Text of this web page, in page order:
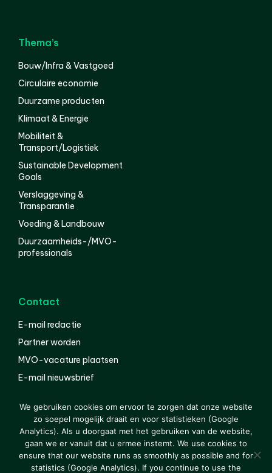
Thema’s
Bouw/Infra & Vastgoed
Circulaire economie
Duurzame producten
Klimaat & Energie
Mobiliteit &
Transport/Logistiek
Sustainable Development
Goals
Verslaggeving &
Transparantie
Voeding & Landbouw
Duurzaamheids-/MVO-
professionals
Contact
E-mail redactie
Partner worden
MVO-vacature plaatsen
E-mail nieuwsbrief
© 2000-2026 Van der Molen EIS Colofon
Disclaimer
Privacy
We gebruiken cookies om ervoor te zorgen dat onze website
zo soepel mogelijk draait en voor statistieken (Google
Analytics). Als u doorgaat met het gebruiken van de website,
gaan we er vanuit dat u ermee instemt. We use cookies to
ensure that our website runs as smoothly as possible and for
statistics (Google Analytics). If you continue to use the